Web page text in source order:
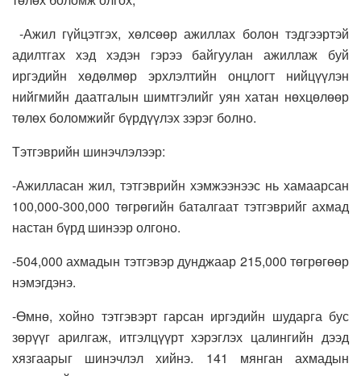
-Ажил гүйцэтгэх, хөлсөөр ажиллах болон тэдгээртэй
адилтгах хэд хэдэн гэрээ байгуулан ажиллаж буй
иргэдийн хөдөлмөр эрхлэлтийн онцлогт нийцүүлэн
нийгмийн даатгалын шимтгэлийг уян хатан нөхцөлөөр
төлөх боломжийг бүрдүүлэх зэрэг болно.
Тэтгэврийн шинэчлэлээр:
-Ажилласан жил, тэтгэврийн хэмжээнээс нь хамаарсан
100,000-300,000 төгрөгийн баталгаат тэтгэврийг ахмад
настан бүрд шинээр олгоно.
-504,000 ахмадын тэтгэвэр дунджаар 215,000 төгрөгөөр
нэмэгдэнэ.
-Өмнө, хойно тэтгэвэрт гарсан иргэдийн шударга бус
зөрүүг арилгаж, итгэлцүүрт хэрэглэх цалингийн дээд
хязгаарыг шинэчлэл хийнэ. 141 мянган ахмадын